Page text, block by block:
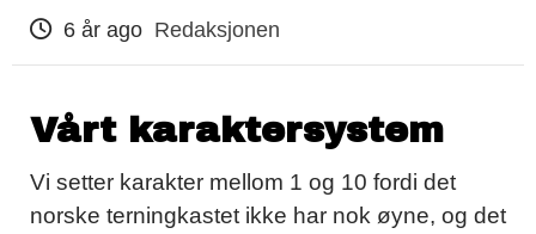
6 år ago Redaksjonen
Vårt karaktersystem
Vi setter karakter mellom 1 og 10 fordi det
norske terningkastet ikke har nok øyne, og det